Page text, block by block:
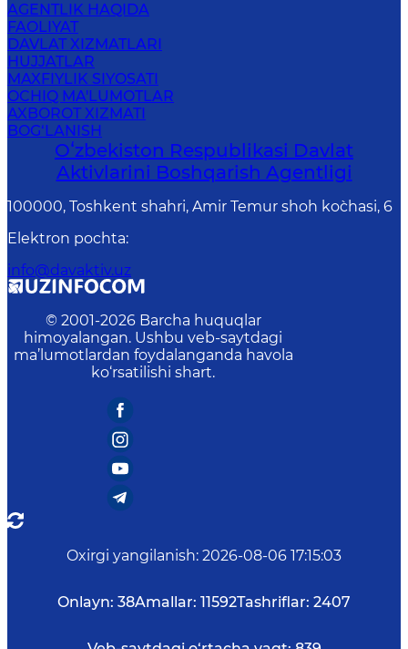
AGENTLIK HAQIDA
FAOLIYAT
DAVLAT XIZMATLARI
HUJJATLAR
MAXFIYLIK SIYOSATI
OCHIQ MA'LUMOTLAR
AXBOROT XIZMATI
BOG‘LANISH
Oʻzbekiston Respublikasi Davlat
Aktivlarini Boshqarish Agentligi
100000, Toshkent shahri, Amir Temur shoh ko`chasi, 6
Elektron pochta:
info@davaktiv.uz
© 2001-2026 Barcha huquqlar
himoyalangan. Ushbu veb-saytdagi
ma’lumotlardan foydalanganda havola
ko‘rsatilishi shart.
Oxirgi yangilanish: 2026-08-06 17:15:03
Onlayn: 38Amallar: 11592Tashriflar: 2407